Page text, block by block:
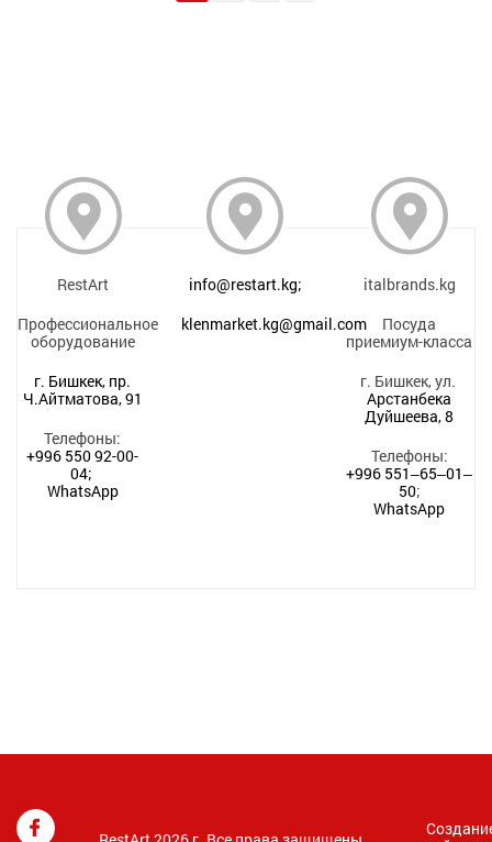
RestArt
Профессиональное
оборудование
г. Бишкек, пр.
Ч.Айтматова, 91
Телефоны:
+996 550 92-00-
04;
WhatsApp
info@restart.kg;
klenmarket.kg@gmail.com
italbrands.kg
Посуда
приемиум-класса
г. Бишкек, ул.
Арстанбека
Дуйшеева, 8
Телефоны:
+996 551‒65‒01‒
50;
WhatsApp